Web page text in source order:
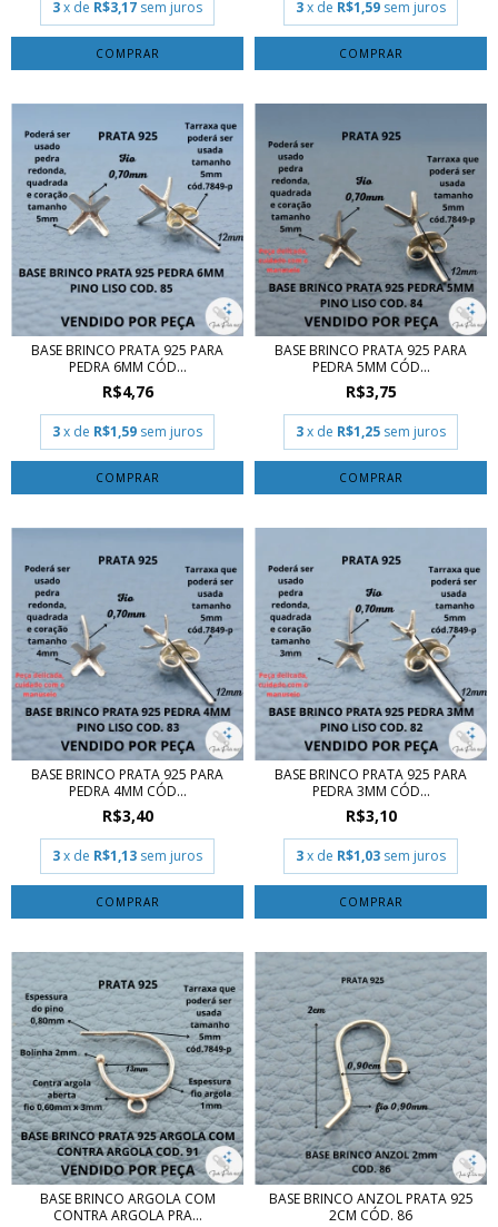
3x de R$3,17 sem juros 3x de R$1,59 sem juros
BASE BRINCO PRATA 925 PARA
PEDRA 6MM CÓD...
R$4,76
3x de R$1,59 sem juros
BASE BRINCO PRATA 925 PARA
PEDRA 5MM CÓD...
R$3,75
3x de R$1,25 sem juros
BASE BRINCO PRATA 925 PARA
PEDRA 4MM CÓD...
R$3,40
3x de R$1,13 sem juros
BASE BRINCO PRATA 925 PARA
PEDRA 3MM CÓD...
R$3,10
3x de R$1,03 sem juros
BASE BRINCO ARGOLA COM
CONTRA ARGOLA PRA...
BASE BRINCO ANZOL PRATA 925
2CM CÓD. 86